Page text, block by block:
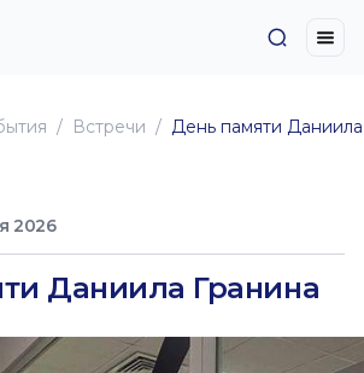
Встречи День памяти
2026
Даниила Гранина